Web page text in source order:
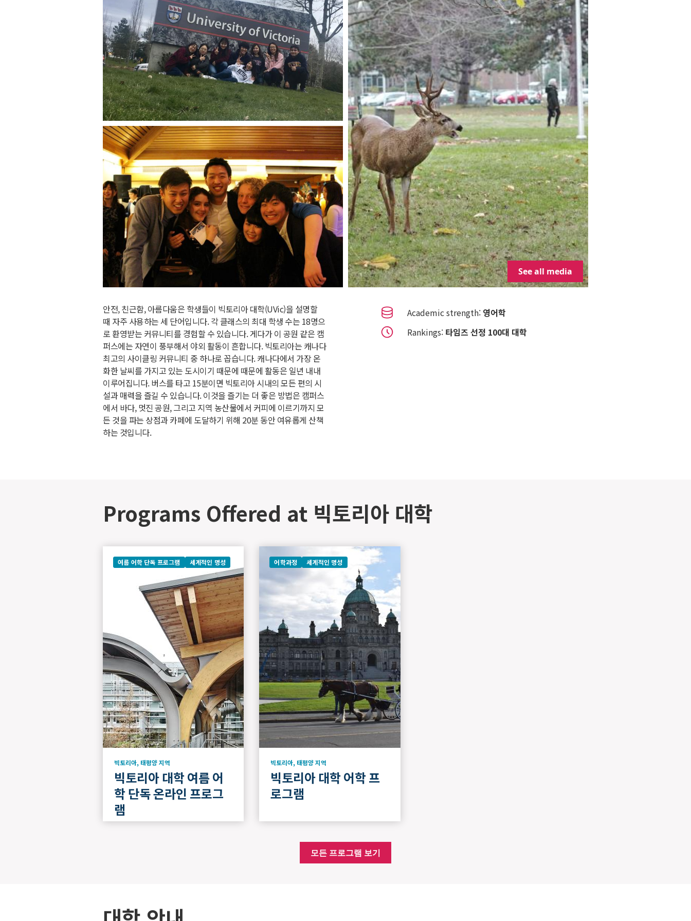
See all media
안전, 친근함, 아름다움은 학생들이 빅토리아 대학(UVic)을 설명할
때 자주 사용하는 세 단어입니다. 각 클래스의 최대 학생 수는 18명으
로 환영받는 커뮤니티를 경험할 수 있습니다. 게다가 이 공원 같은 캠
퍼스에는 자연이 풍부해서 야외 활동이 흔합니다. 빅토리아는 캐나다
최고의 사이클링 커뮤니티 중 하나로 꼽습니다. 캐나다에서 가장 온
화한 날씨를 가지고 있는 도시이기 때문에 때문에 활동은 일년 내내
이루어집니다. 버스를 타고 15분이면 빅토리아 시내의 모든 편의 시
설과 매력을 즐길 수 있습니다. 이것을 즐기는 더 좋은 방법은 캠퍼스
에서 바다, 멋진 공원, 그리고 지역 농산물에서 커피에 이르기까지 모
든 것을 파는 상점과 카페에 도달하기 위해 20분 동안 여유롭게 산책
하는 것입니다.
Academic strength: 영어학
Rankings: 타임즈 선정 100대 대학
Programs Offered at 빅토리아 대학
여름 어학 단독 프로그램 세계적인 명성
빅토리아, 태평양 지역
빅토리아 대학 여름 어
학 단독 온라인 프로그
램
어학과정 세계적인 명성
빅토리아,태평양 지역
빅토리아 대학 어학 프
로그램
모든 프로그램 보기